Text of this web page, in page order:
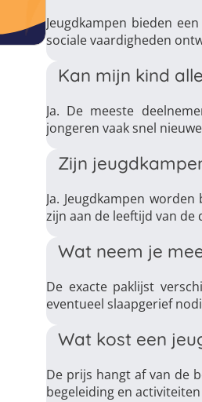
Jeugdkampen bieden
sociale vaardigheden
Kan mijn kind
Ja. De meeste
jongeren vaak snel
Zijn
Ja. Jeugdkampen
zijn aan de leeftijd van
Wat neem je
De exacte paklijst
eventueel slaapgerief
Wat kost een
De prijs hangt af van de
begeleiding en